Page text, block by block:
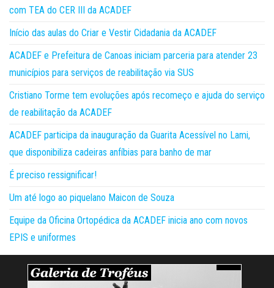
com TEA do CER III da ACADEF
Início das aulas do Criar e Vestir Cidadania da ACADEF
ACADEF e Prefeitura de Canoas iniciam parceria para atender 23
municípios para serviços de reabilitação via SUS
Cristiano Torme tem evoluções após recomeço e ajuda do serviço
de reabilitação da ACADEF
ACADEF participa da inauguração da Guarita Acessível no Lami,
que disponibiliza cadeiras anfíbias para banho de mar
É preciso ressignificar!
Um até logo ao piquelano Maicon de Souza
Equipe da Oficina Ortopédica da ACADEF inicia ano com novos
EPIS e uniformes